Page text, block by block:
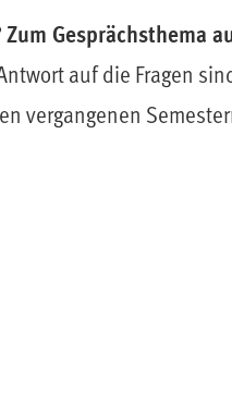
Zum Gesprächsthema
auf die Fragen
vergangenen